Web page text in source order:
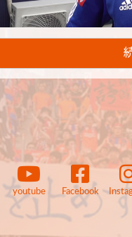
youtube Facebook